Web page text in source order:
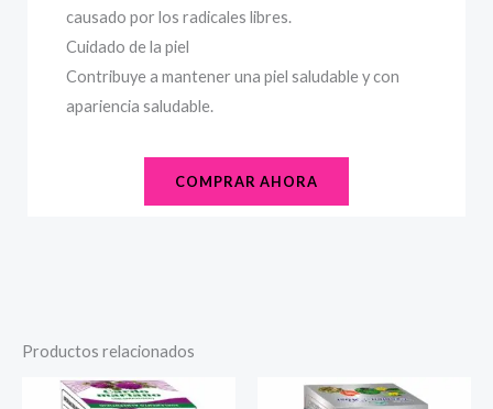
causado por los radicales libres.
Cuidado de la piel
Contribuye a mantener una piel saludable y con
apariencia saludable.
COMPRAR AHORA
Productos relacionados